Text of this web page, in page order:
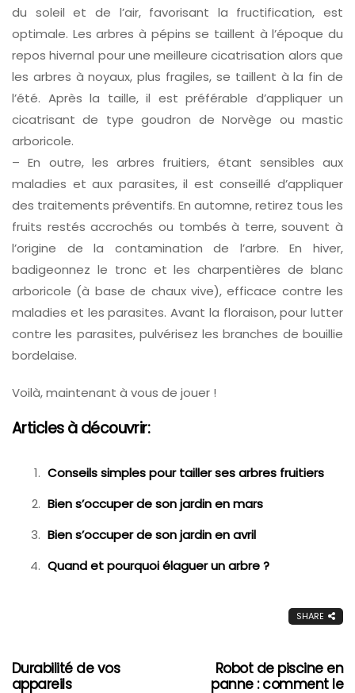
du soleil et de l’air, favorisant la fructification, est
optimale. Les arbres à pépins se taillent à l’époque du
repos hivernal pour une meilleure cicatrisation alors que
les arbres à noyaux, plus fragiles, se taillent à la fin de
l’été. Après la taille, il est préférable d’appliquer un
cicatrisant de type goudron de Norvège ou mastic
arboricole.
– En outre, les arbres fruitiers, étant sensibles aux
maladies et aux parasites, il est conseillé d’appliquer
des traitements préventifs. En automne, retirez tous les
fruits restés accrochés ou tombés à terre, souvent à
l’origine de la contamination de l’arbre. En hiver,
badigeonnez le tronc et les charpentières de blanc
arboricole (à base de chaux vive), efficace contre les
maladies et les parasites. Avant la floraison, pour lutter
contre les parasites, pulvérisez les branches de bouillie
bordelaise.
Voilà, maintenant à vous de jouer !
Articles à découvrir:
Conseils simples pour tailler ses arbres fruitiers
Bien s’occuper de son jardin en mars
Bien s’occuper de son jardin en avril
Quand et pourquoi élaguer un arbre ?
SHARE
Durabilité de vos
appareils
Robot de piscine en
panne : comment le